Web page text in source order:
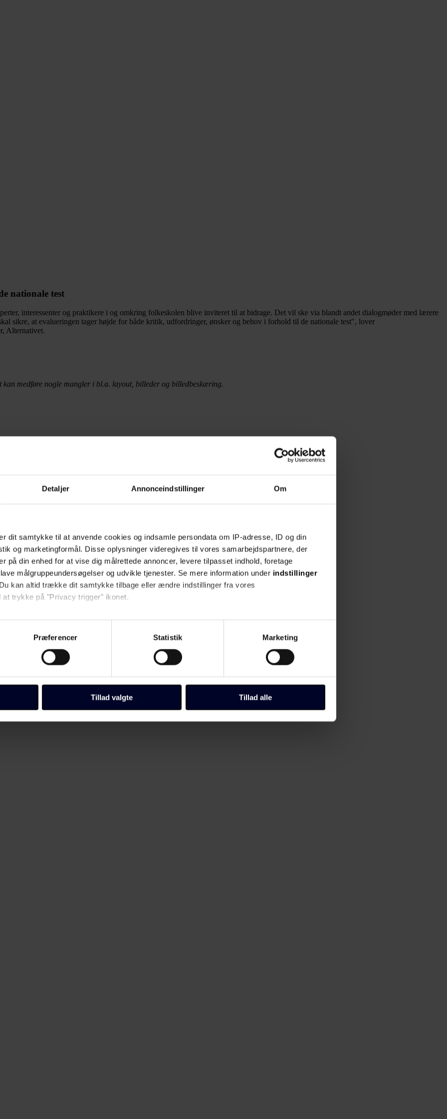
Detaljer Annonceindstillinger Om
dit samtykke til at anvende cookies og indsamle persondata om IP-adresse, ID og din
og marketingformål. Disse oplysninger videregives til vores samarbejdspartnere, der
på din enhed for at vise dig målrettede annoncer, levere tilpasset indhold, foretage
målgruppeundersøgelser og udvikle tjenester. Se mere information under indstillinger
kan altid trække dit samtykke tilbage eller ændre indstillinger fra vores
at trykke på "Privacy trigger" ikonet.
gerne:
om din placering, der kan være nøjagtig inden for få meter
herunder trække din accept tilbage, ved at klikke på link til "Administrer samtykke" i
Folkeskolens domæner. Få mere at vide om, hvem vi er, hvordan du kan kontakte
Præferencer Statistik Marketing
Tillad valgte Tillad alle
nationale test
interessenter og praktikere i og omkring folkeskolen blive inviteret til at bidrage. Det vil ske via blandt andet dialogmøder med lærere
sikre, at evalueringen tager højde for både kritik, udfordringer, ønsker og behov i forhold til de nationale test", lover
Alternativet.
kan medføre nogle mangler i bl.a. layout, billeder og billedbeskæring.
af de nationale test